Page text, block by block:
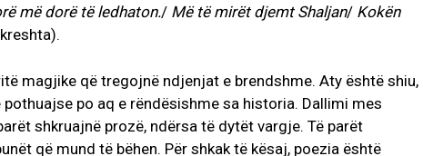
më dorë të ledhaton./ Më të mirët djemt Shaljan/ Kokën
magjike që tregojnë ndjenjat e brendshme. Aty është shiu,
po aq e rëndësishme sa historia. Dallimi mes
shkruajnë prozë, ndërsa të dytët vargje. Të parët
që mund të bëhen. Për shkak të kësaj, poezia është